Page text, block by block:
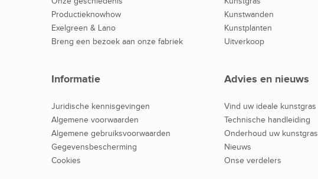
Productieknowhow
Exelgreen & Lano
Breng een bezoek aan onze fabriek
Kunstwanden
Kunstplanten
Uitverkoop
Informatie
Juridische kennisgevingen
Algemene voorwaarden
Algemene gebruiksvoorwaarden
Gegevensbescherming
Cookies
Advies en nieuws
Vind uw ideale kunstgras
Technische handleiding
Onderhoud uw kunstgras
Nieuws
Onse verdelers